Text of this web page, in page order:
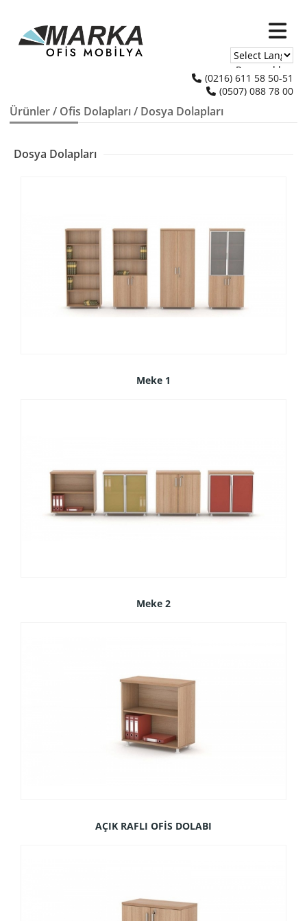
Powered by
Translate
(0216) 611 58 50-51
(0507) 088 78 00
Ürünler / Ofis Dolapları/ Dosya Dolapları
Dosya Dolapları
Meke 1
Meke 2
AÇIK RAFLI OFİS DOLABI